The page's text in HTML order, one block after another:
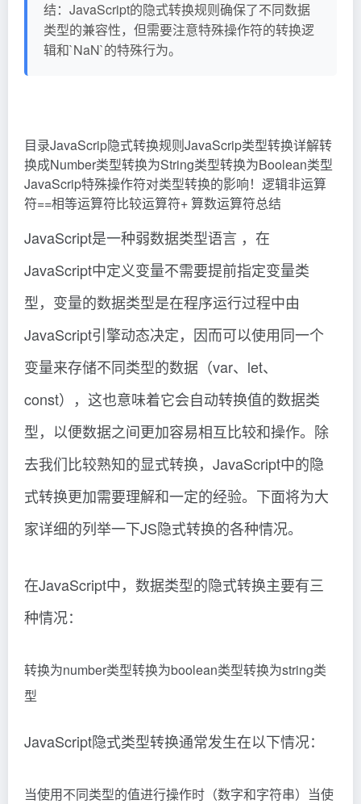
结：JavaScript的隐式转换规则确保了不同数据
类型的兼容性，但需要注意特殊操作符的转换逻
辑和`NaN`的特殊行为。
目录JavaScrip隐式转换规则JavaScrip类型转换详解转
换成Number类型转换为String类型转换为Boolean类型
JavaScrip特殊操作符对类型转换的影响！逻辑非运算
符==相等运算符比较运算符+ 算数运算符总结
JavaScript是一种弱数据类型语言 ，在
JavaScript中定义变量不需要提前指定变量类
型，变量的数据类型是在程序运行过程中由
JavaScript引擎动态决定，因而可以使用同一个
变量来存储不同类型的数据（var、let、
const），这也意味着它会自动转换值的数据类
型，以便数据之间更加容易相互比较和操作。除
去我们比较熟知的显式转换，JavaScript中的隐
式转换更加需要理解和一定的经验。下面将为大
家详细的列举一下JS隐式转换的各种情况。
在JavaScript中，数据类型的隐式转换主要有三
种情况：
转换为number类型转换为boolean类型转换为string类
型
JavaScript隐式类型转换通常发生在以下情况：
当使用不同类型的值进行操作时（数字和字符串）当使